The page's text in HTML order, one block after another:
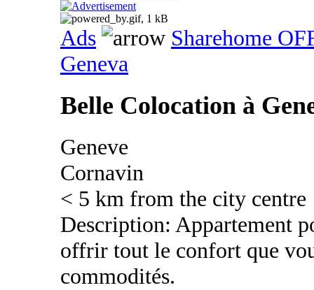
Ads
Sharehome
Geneva
Belle Colocation à
Geneve
Cornavin
< 5 km from the city centre
Description: Appartement
offrir tout le confort que
commodités.